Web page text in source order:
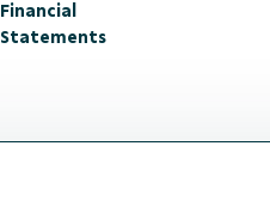
Financial
Statements